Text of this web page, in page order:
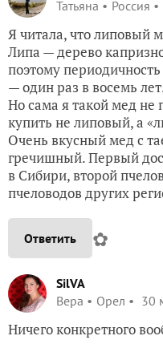
Татьяна Россия
Я читала, что липовый
Липа — дерево
поэтому
— один раз в восемь
Но сама я такой мед не
купить не липовый, а
Очень вкусный мед с
гречишный. Первый
в Сибири, второй
пчеловодов других
Ответить ✿
SilVA
Вера
Орел 30
Ничего конкретного